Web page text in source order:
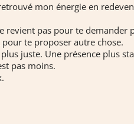
retrouvé mon énergie en
revient pas pour te demander
pour te proposer autre chose.
juste. Une présence plus
pas moins.